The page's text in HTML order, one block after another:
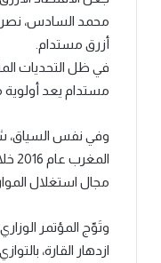
محمد السادس، نصره
أزرق مستدام.
في ظل التحديات
مستدام يعد أولوية
مجال استغلال
وتَوّج المؤتمر
ازدهار القارة،